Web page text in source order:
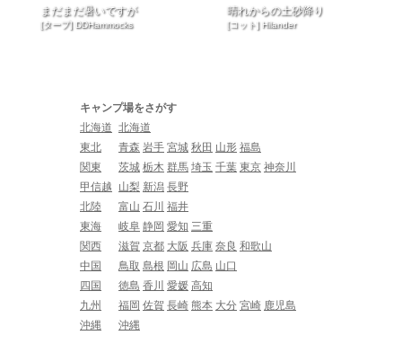
まだまだ暑いですが
[タープ] DDHammocks
晴れからの土砂降り
[コット] Hilander
キャンプ場をさがす
北海道 北海道
東北
青森 岩手 宮城 秋田 山形 福島
関東
茨城 栃木 群馬 埼玉 千葉 東京 神奈川
甲信越
山梨 新潟 長野
北陸
富山 石川 福井
東海
岐阜 静岡 愛知 三重
関西
滋賀 京都 大阪 兵庫 奈良 和歌山
中国
鳥取 島根 岡山 広島 山口
四国
徳島 香川 愛媛 高知
九州
福岡 佐賀 長崎 熊本 大分 宮崎 鹿児島
沖縄
沖縄